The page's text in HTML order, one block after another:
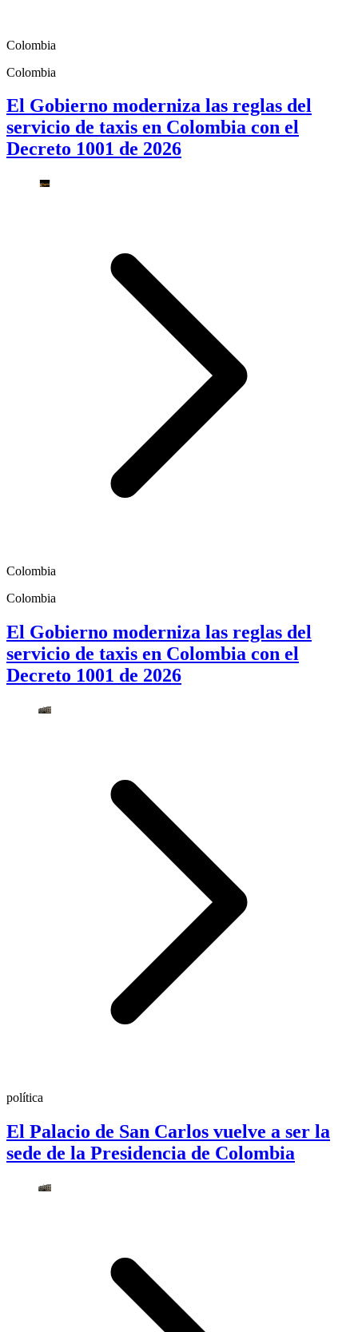
Colombia
Colombia
El Gobierno moderniza las reglas del
servicio de taxis en Colombia con el
Decreto 1001 de 2026
Colombia
Colombia
El Gobierno moderniza las reglas del
servicio de taxis en Colombia con el
Decreto 1001 de 2026
política
El Palacio de San Carlos vuelve a ser la
sede de la Presidencia de Colombia